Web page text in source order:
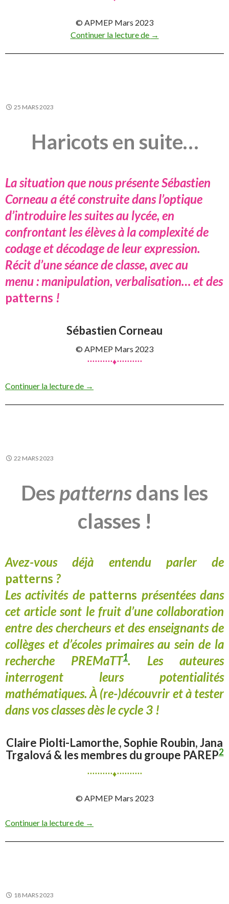
© APMEP Mars 2023
Continuer la lecture de Vous avez dit
→
25 MARS 2023
Haricots en suite…
La situation que nous présente Sébastien
Corneau a été construite dans l’optique
d’introduire les suites au lycée, en
confrontant les élèves à la complexité de
codage et décodage de leur expression.
Récit d’une séance de classe, avec au
menu : manipulation, verbalisation… et des
patterns !
Sébastien Corneau
© APMEP Mars 2023
⋅⋅⋅⋅⋅⋅⋅⋅⋅⋅♦⋅⋅⋅⋅⋅⋅⋅⋅⋅⋅
Continuer la lecture de Haricots en suite…
→
22 MARS 2023
Des patternsdans les
classes !
Avez-vous déjà entendu parler de
patterns ?
Les activités de patterns présentées dans
cet article sont le fruit d’une collaboration
entre des chercheurs et des enseignants de
collèges et d’écoles primaires au sein de la
recherche PREMaTT1. Les auteures
interrogent leurs potentialités
mathématiques. À (re-)découvrir et à tester
dans vos classes dès le cycle 3 !
Claire Piolti-Lamorthe, Sophie Roubin, Jana
Trgalová & les membres du groupe PAREP2
⋅⋅⋅⋅⋅⋅⋅⋅⋅⋅♦⋅⋅⋅⋅⋅⋅⋅⋅⋅⋅
© APMEP Mars 2023
Continuer la lecture de Des patterns dans les classes !
→
18 MARS 2023